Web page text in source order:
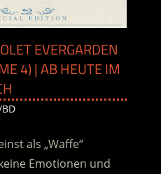
EVERGARDEN
4) | AB HEUTE IM
als „Waffe“
Emotionen und